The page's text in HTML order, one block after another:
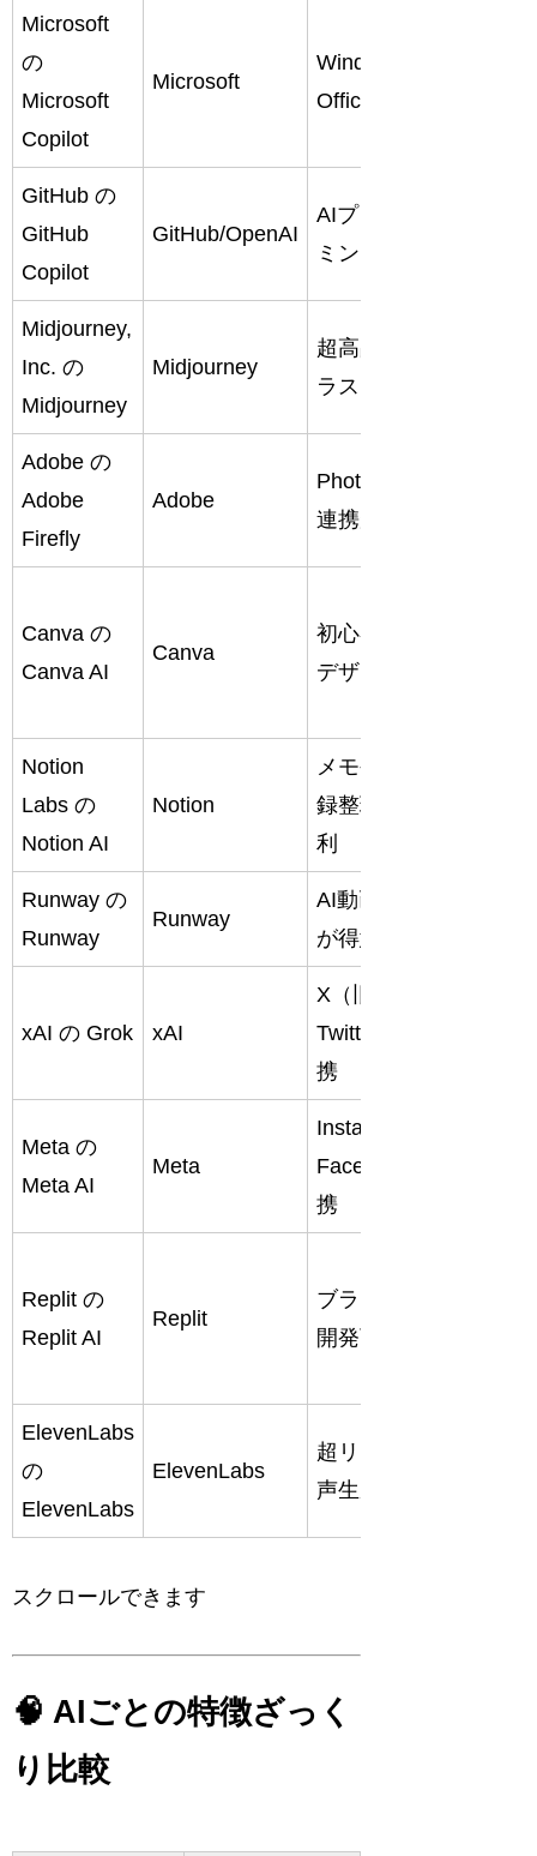
Microsoft
の
Microsoft
Copilot
Microsoft
Windows・
Office統合
GitHub の
GitHub
Copilot
GitHub/OpenAI
AIプログラ
ミング補助
Midjourney,
Inc. の
Midjourney
Midjourney
超高品質イ
ラスト生成
Adobe の
Adobe
Firefly
Adobe
Photoshop
連携が強力
Canva の
Canva AI
Canva
初心者向け
デザインAI
Notion
Labs の
Notion AI
Notion
メモや議事
録整理に便
利
Runway の
Runway
Runway
AI動画編集
が得意
xAI の Grok xAI
X（旧
Twitter）連
携
Meta の
Meta AI
Meta
Instagram・
Facebook連
携
Replit の
Replit AI
Replit
ブラウザで
開発可能
ElevenLabs
の
ElevenLabs
ElevenLabs
超リアル音
声生成
スクロールできます
🧠 AIごとの特徴ざっく
り比較